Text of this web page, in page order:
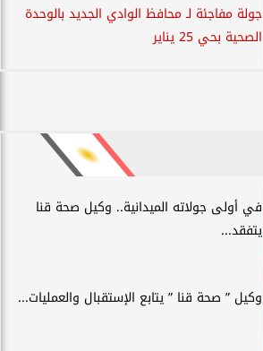
جولة مفاجئة لـ محافظ الوادي الجديد بالوحدة
الصحية بحي 25 يناير
في أولى جولاته الميدانية.. وكيل صحة قنا
يتفقد...
وكيل ” صحة قنا ” يتابع الإستقبال والعمليات...